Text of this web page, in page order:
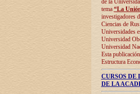
de la
tema “La
investigadores
Ciencias de
Universidades
Universidad
Universidad
Esta
Estructura
CURSOS
DE LA